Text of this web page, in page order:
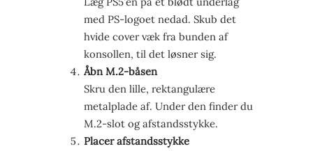
med PS-logoet nedad. Skub det
hvide cover væk fra bunden af
konsollen, til det løsner sig.
Åbn M.2-båsen
Skru den lille, rektangulære
metalplade af. Under den finder du
M.2-slot og afstandsstykke.
Placer afstandsstykke